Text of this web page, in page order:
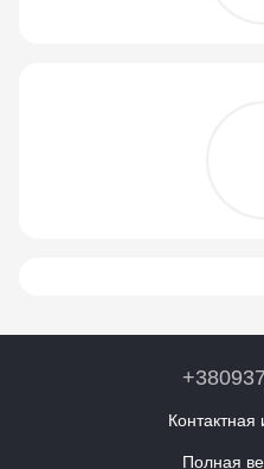
Полная